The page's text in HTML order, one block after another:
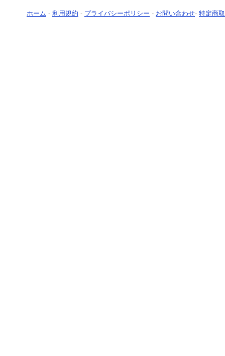
ホーム - 利用規約 - プライバシーポリシー - お問い合わせ- 特定商